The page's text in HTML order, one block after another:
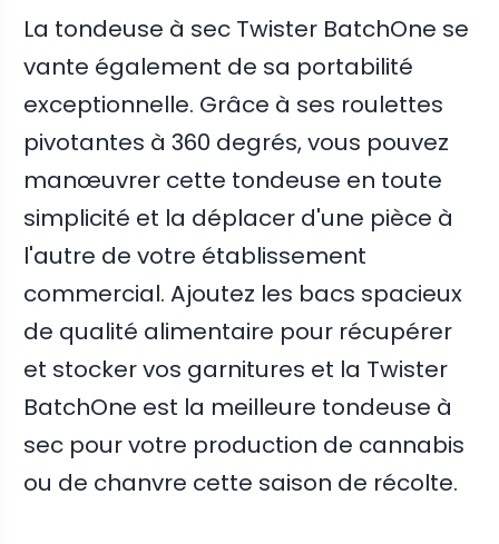
La tondeuse à sec Twister BatchOne se
vante également de sa portabilité
exceptionnelle. Grâce à ses roulettes
pivotantes à 360 degrés, vous pouvez
manœuvrer cette tondeuse en toute
simplicité et la déplacer d'une pièce à
l'autre de votre établissement
commercial. Ajoutez les bacs spacieux
de qualité alimentaire pour récupérer
et stocker vos garnitures et la Twister
BatchOne est la meilleure tondeuse à
sec pour votre production de cannabis
ou de chanvre cette saison de récolte.